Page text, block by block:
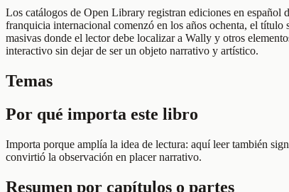
Los catálogos de Open Library registran ediciones en
franquicia internacional comenzó en los años ochenta, el
masivas donde el lector debe localizar a Wally y otros
interactivo sin dejar de ser un objeto narrativo y artístico.
Temas
Por qué importa este libro
Importa porque amplía la idea de lectura: aquí leer también
convirtió la observación en placer narrativo.
Resumen por capítulos o partes